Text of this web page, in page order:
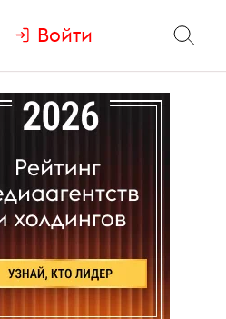
Войти